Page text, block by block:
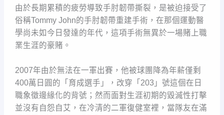
由於長期累積的疲勞導致手肘韌帶撕裂，是被迫接受了
俗稱Tommy John的手肘韌帶重建手術，在那個運動醫
學尚未如今日發達的年代，這項手術無異於一場賭上職
業生涯的豪賭。
2007年由於無法在一軍出賽，他被球團降為年薪僅剩
400萬日圓的「育成選手」，改穿「203」號這個在日
職象徵邊緣化的背號；然而面對生涯初期的毀滅性打擊
並沒有自怨自艾，在冷清的二軍復健室裡，當隊友在滿